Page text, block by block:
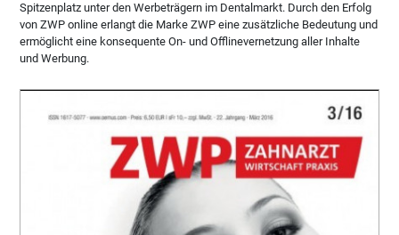
Spitzenplatz unter den Werbeträgern im Dentalmarkt. Durch den Erfolg
von ZWP online erlangt die Marke ZWP eine zusätzliche Bedeutung und
ermöglicht eine konsequente On- und Offlinevernetzung aller Inhalte
und Werbung.